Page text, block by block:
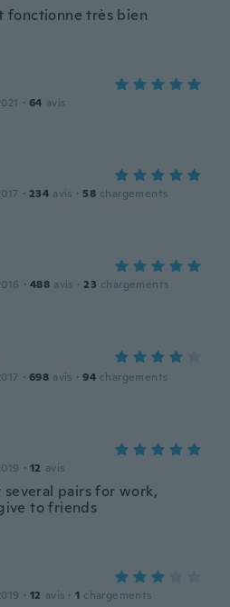
fonctionne très bien
· 64 avis
· 234 avis · 58 chargements
· 488 avis · 23 chargements
· 698 avis · 94 chargements
· 12 avis
several pairs for work,
to friends
· 12 avis · 1 chargements